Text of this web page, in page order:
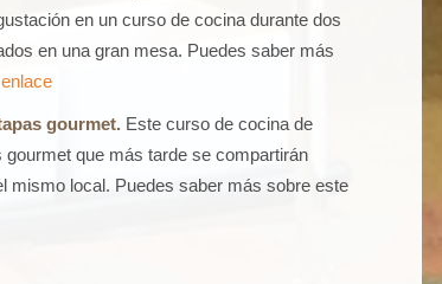
en un curso de cocina durante dos
en una gran mesa. Puedes saber más
gourmet. Este curso de cocina de
que más tarde se compartirán
mismo local. Puedes saber más sobre este